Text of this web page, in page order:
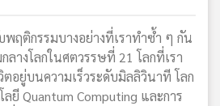
ฤติกรรมบางอย่างที่เราทำซ้ำ ๆ กัน
างโลกในศตวรรษที่ 21 โลกที่เรา
ตอยู่บนความเร็วระดับมิลลิวินาที โลก
ยี Quantum Computing และการ